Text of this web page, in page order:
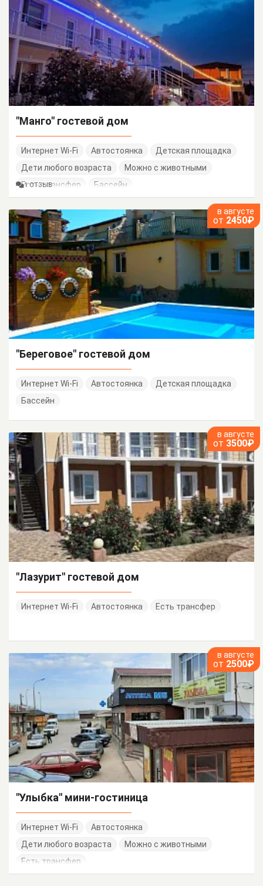
"Манго" гостевой дом
Интернет Wi-Fi Автостоянка
Детская площадка
Дети любого возраста
Можно с животными
Есть трансфер
Бассейн
1 ОТЗЫВ
в августе
от 2450₽
"Береговое" гостевой дом
Интернет Wi-Fi Автостоянка
Детская площадка
Бассейн
в августе
от 3500₽
"Лазурит" гостевой дом
Интернет Wi-Fi Автостоянка Есть трансфер
в августе
от 2500₽
"Улыбка" мини-гостиница
Интернет Wi-Fi
Автостоянка
Дети любого возраста
Можно с животными
Есть трансфер